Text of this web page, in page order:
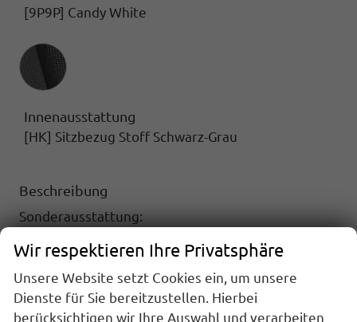
[9P9P] Candy White
Innenausstattung
Innenausstattung
[HK] Sitzbezug Stoff Schwarz-Grau
Beschreibung
Sonderausstattung:
16 Zoll Leichtmetallräder, Reifen 205/55 R16
Anhängevorrichtung
ParkPilot hinten
Wir respektieren Ihre Privatsphäre
Unsere Website setzt Cookies ein, um unsere
Dienste für Sie bereitzustellen. Hierbei
berücksichtigen wir Ihre Auswahl und verarbeiten